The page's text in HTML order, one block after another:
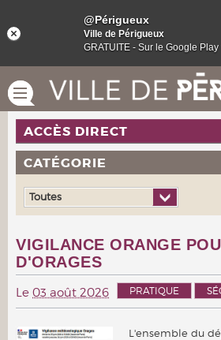
VIGILANCE ORANGE
D'ORAGES
Le 03 août 2026 PRATIQUE
L'ensemble du
ACCÈS DIRECT
CATÉGORIE
Toutes
@Périgueux
Ville de Périgueux
GRATUITE - Sur le Google Play